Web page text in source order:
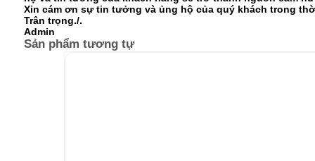
Xin cám ơn sự tin tưởng và ủng hộ của quý khách trong
Trân trọng./.
Admin
Sản phẩm tương tự